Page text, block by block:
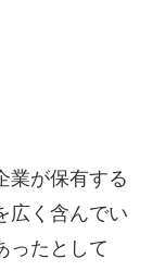
業が保有する
広く含んでい
ったとして